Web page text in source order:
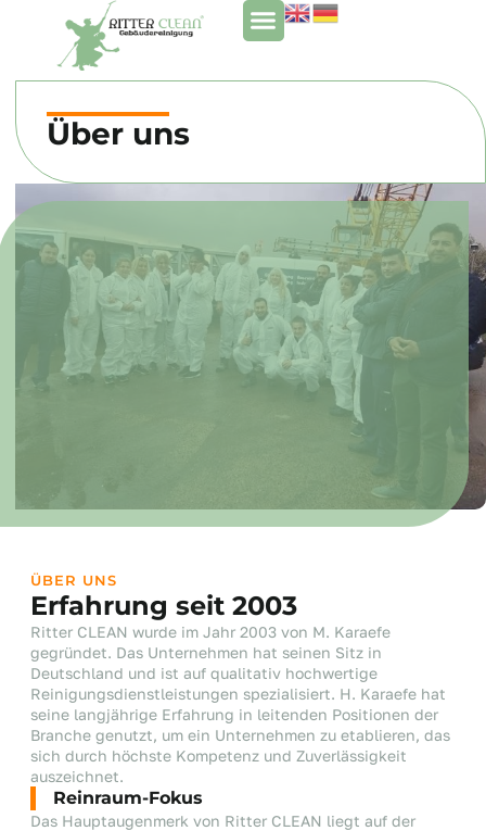
Über uns
ÜBER UNS
Erfahrung seit 2003
Ritter CLEAN wurde im Jahr 2003 von M. Karaefe
gegründet. Das Unternehmen hat seinen Sitz in
Deutschland und ist auf qualitativ hochwertige
Reinigungsdienstleistungen spezialisiert. H. Karaefe hat
seine langjährige Erfahrung in leitenden Positionen der
Branche genutzt, um ein Unternehmen zu etablieren, das
sich durch höchste Kompetenz und Zuverlässigkeit
auszeichnet.
Reinraum-Fokus
Das Hauptaugenmerk von Ritter CLEAN liegt auf der